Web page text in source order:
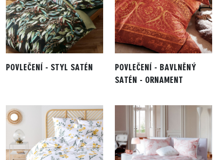
POVLEČENÍ - STYL SATÉN
POVLEČENÍ - BAVLNĚNÝ
SATÉN - ORNAMENT